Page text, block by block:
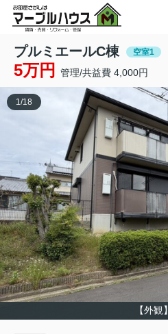
プルミエールC棟 空室1
5万円 管理/共益費 4,000円
【外観】
1/18